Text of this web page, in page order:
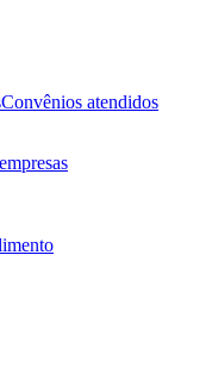
Convênios atendidos